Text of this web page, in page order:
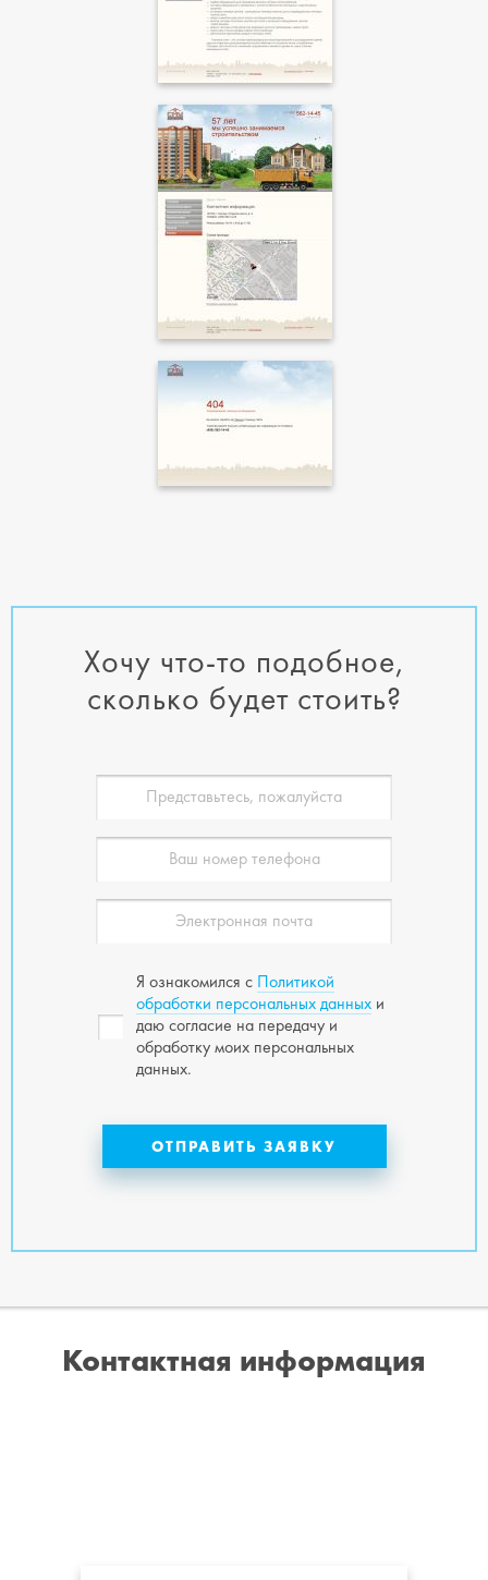
Хочу что-то подобное,
сколько будет стоить?
Я ознакомился с Политикой
обработки персональных данных и
даю согласие на передачу и
обработку моих персональных
данных.
Контактная информация